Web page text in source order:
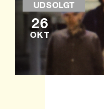
UDSOLGT
26
OKT